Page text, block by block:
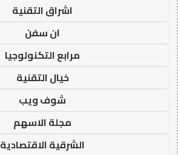
اشراق التقنية
ان سفن
مرابع التكنولوجيا
خيال التقنية
شوف ويب
مجلة الاسهم
الشرقية الاقتصادية